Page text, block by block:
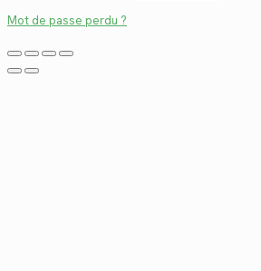
Mot de passe perdu ?